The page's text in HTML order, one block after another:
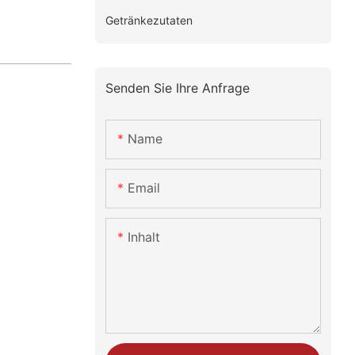
Getränkezutaten
Senden Sie Ihre Anfrage
Name
Email
Inhalt